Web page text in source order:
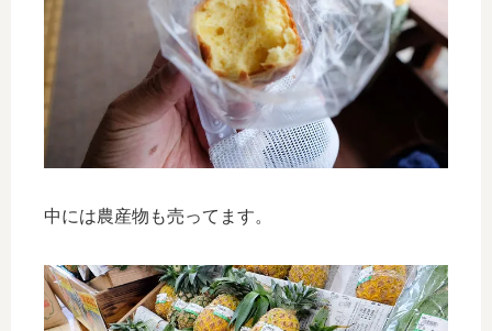
中には農産物も売ってます。